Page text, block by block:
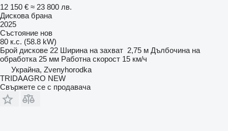
12 150 € ≈ 23 800 лв.
Дискова брана
2025
Състояние нов
80 к.с. (58.8 kW)
Брой дискове 22 Ширина на захват 2,75 м Дълбочина на
обработка 25 мм Работна скорост 15 км/ч
Украйна, Zvenyhorodka
TRIDAAGRO NEW
Свържете се с продавача